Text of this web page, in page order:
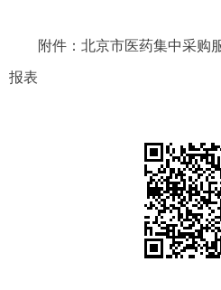
附件：北京市医药集中采购
报表